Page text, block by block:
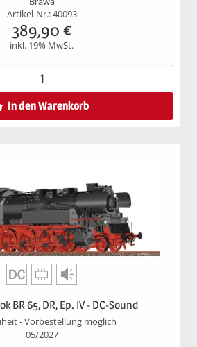
Artikel-Nr.: 40093
389,90 €
inkl. 19% MwSt.
In den Warenkorb
BR 65, DR, Ep. IV - DC-Sound
- Vorbestellung möglich
05/2027